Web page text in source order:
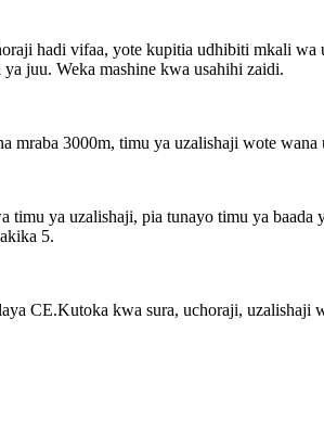
hadi vifaa, yote kupitia udhibiti mkali
juu. Weka mashine kwa usahihi zaidi.
mraba 3000m, timu ya uzalishaji wote
ya uzalishaji, pia tunayo timu ya
5.
CE.Kutoka kwa sura, uchoraji,